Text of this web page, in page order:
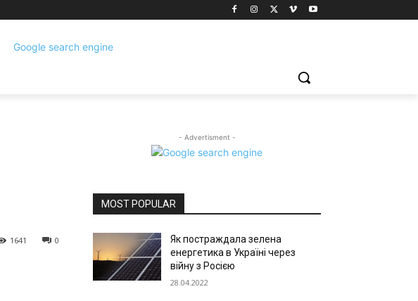
0
1641
- Advertisment -
MOST POPULAR
Як постраждала зелена
енергетика в Україні через
війну з Росією
28.04.2022